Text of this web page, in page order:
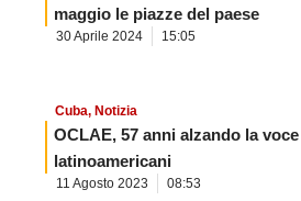
maggio le piazze del paese
30 Aprile 2024 15:05
Cuba, Notizia
OCLAE, 57 anni alzando la
latinoamericani
11 Agosto 2023 08:53